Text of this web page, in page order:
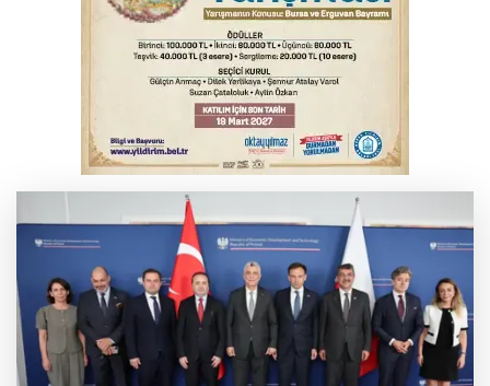
Serbest piyasada döviz fiyatları
Serbest piyasada altın fiyatları...